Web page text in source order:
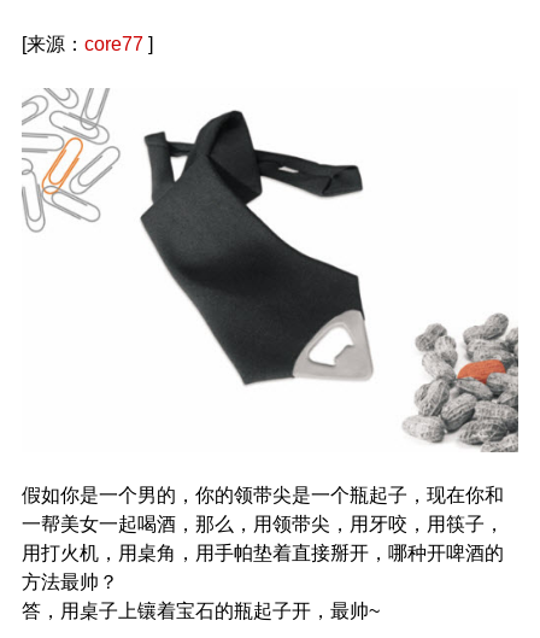
[来源： core77
假如你是一个男的，你的领带尖是一个瓶起子，现在你和
一帮美女一起喝酒，那么，用领带尖，用牙咬，用筷子，
用打火机，用桌角，用手帕垫着直接掰开，哪种开啤酒的
方法最帅？
答，用桌子上镶着宝石的瓶起子开，最帅~